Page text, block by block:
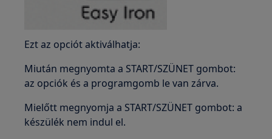
Ezt az opciót aktiválhatja:
Miután megnyomta a START/SZÜNET gombot:
az opciók és a programgomb le van zárva.
Mielőtt megnyomja a START/SZÜNET gombot: a
készülék nem indul el.